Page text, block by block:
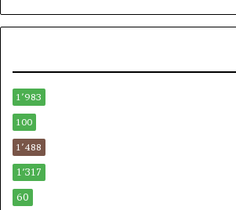
1٬983
100
1٬488
1٬317
60